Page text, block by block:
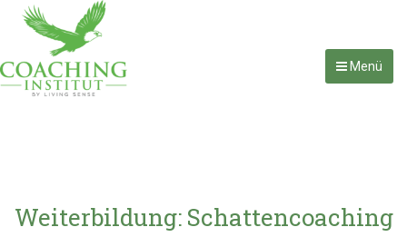
Menü
Weiterbildung: Schattencoaching